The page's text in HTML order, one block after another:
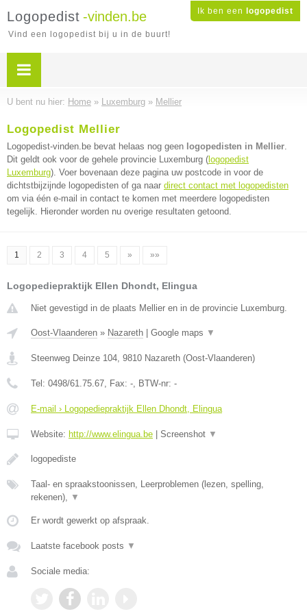
Ik ben een logopedist
Logopedist -vinden.be
Vind een logopedist bij u in de buurt!
U bent nu hier: Home » Luxemburg » Mellier
Logopedist Mellier
Logopedist-vinden.be bevat helaas nog geen logopedisten in Mellier.
Dit geldt ook voor de gehele provincie Luxemburg ( logopedist
Luxemburg). Voer bovenaan deze pagina uw postcode in voor de
dichtstbijzijnde logopedisten of ga naar direct contact met logopedisten
om via één e-mail in contact te komen met meerdere logopedisten
tegelijk. Hieronder worden nu overige resultaten getoond.
1 2 3 4 5 » »»
Logopediepraktijk Ellen Dhondt, Elingua
Niet gevestigd in de plaats Mellier en in de provincie Luxemburg.
Oost-Vlaanderen » Nazareth Google maps ▼
Steenweg Deinze 104, 9810 Nazareth (Oost-Vlaanderen)
Tel: 0498/61.75.67, Fax: -, BTW-nr: -
E-mail › Logopediepraktijk Ellen Dhondt, Elingua
Website: http://www.elingua.be Screenshot ▼
logopediste
Taal- en spraakstoonissen, Leerproblemen (lezen, spelling,
rekenen), ▼
Er wordt gewerkt op afspraak.
Laatste facebook posts ▼
Sociale media: